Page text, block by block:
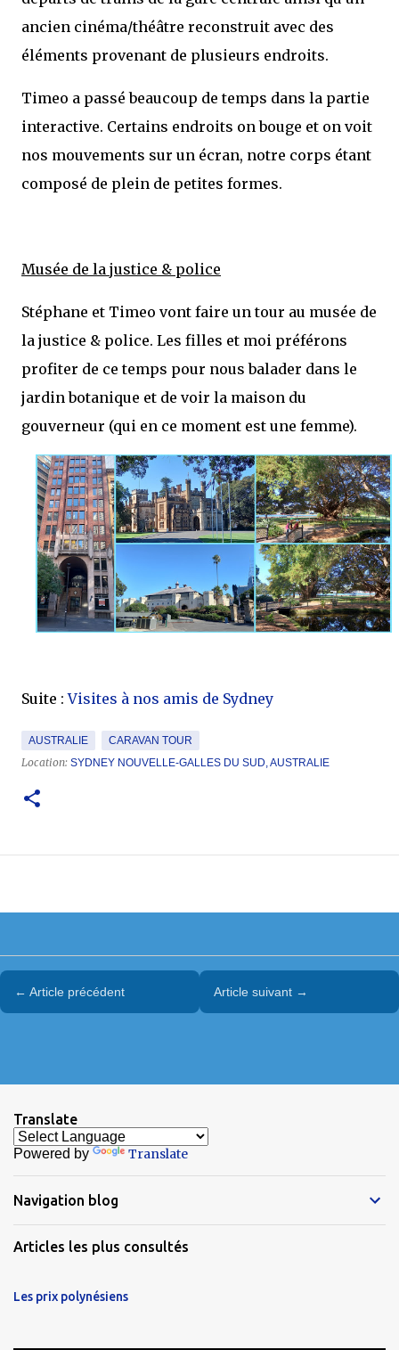
ancien cinéma/théâtre reconstruit avec des
éléments provenant de plusieurs endroits.
Timeo a passé beaucoup de temps dans la partie
interactive. Certains endroits on bouge et on voit
nos mouvements sur un écran, notre corps étant
composé de plein de petites formes.
Musée de la justice & police
Stéphane et Timeo vont faire un tour au musée de
la justice & police. Les filles et moi préférons
profiter de ce temps pour nous balader dans le
jardin botanique et de voir la maison du
gouverneur (qui en ce moment est une femme).
Suite :Visites à nos amis de Sydney
AUSTRALIE CARAVAN TOUR
Location: SYDNEY NOUVELLE-GALLES DU SUD, AUSTRALIE
← Article précédent Article suivant →
Translate
Powered by Translate
Navigation blog
Articles les plus consultés
Les prix polynésiens